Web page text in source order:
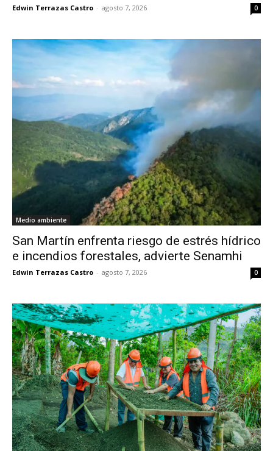
Edwin Terrazas Castro - agosto 7, 2026 0
Medio ambiente
San Martín enfrenta riesgo de estrés hídrico
e incendios forestales, advierte Senamhi
Edwin Terrazas Castro - agosto 7, 2026 0